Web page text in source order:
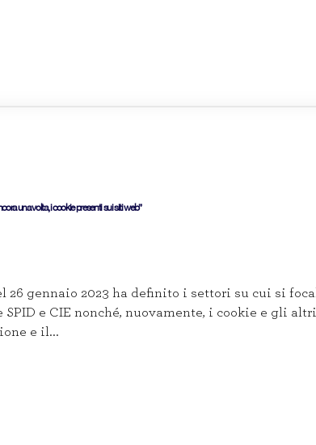
una volta, i cookie presenti sui siti web”
26 gennaio 2023 ha definito i settori su cui si
e CIE nonché, nuovamente, i cookie e gli
e il...